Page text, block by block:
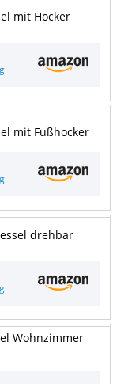
mit Hocker
mit Fußhocker
drehbar
Wohnzimmer